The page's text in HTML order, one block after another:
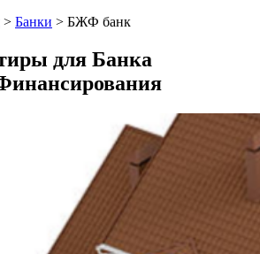
> Банки > БЖФ банк
для Банка